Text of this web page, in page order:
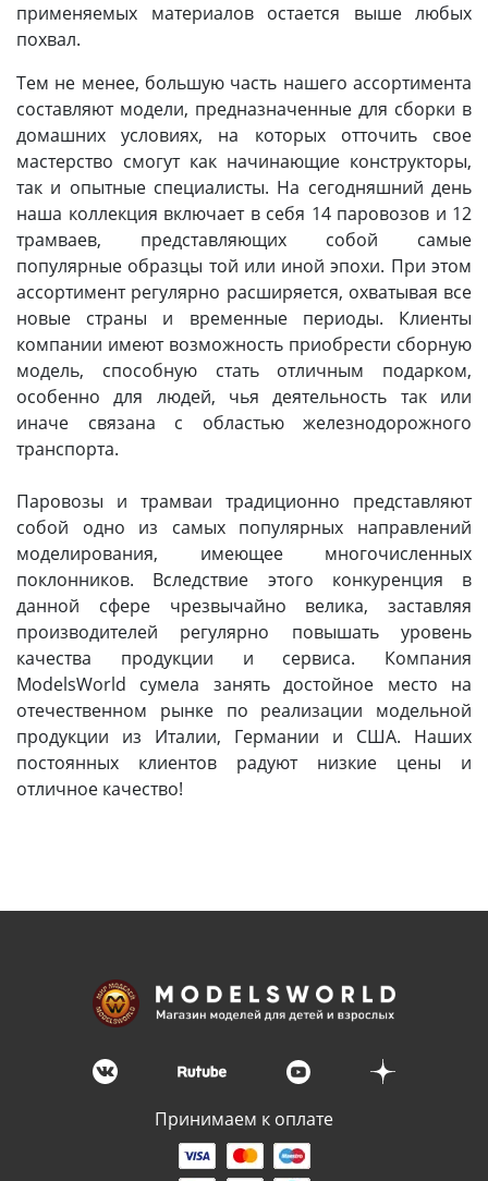
применяемых материалов остается выше любых
похвал.
Тем не менее, большую часть нашего ассортимента
составляют модели, предназначенные для сборки в
домашних условиях, на которых отточить свое
мастерство смогут как начинающие конструкторы,
так и опытные специалисты. На сегодняшний день
наша коллекция включает в себя 14 паровозов и 12
трамваев, представляющих собой самые
популярные образцы той или иной эпохи. При этом
ассортимент регулярно расширяется, охватывая все
новые страны и временные периоды. Клиенты
компании имеют возможность приобрести сборную
модель, способную стать отличным подарком,
особенно для людей, чья деятельность так или
иначе связана с областью железнодорожного
транспорта.
Паровозы и трамваи традиционно представляют
собой одно из самых популярных направлений
моделирования, имеющее многочисленных
поклонников. Вследствие этого конкуренция в
данной сфере чрезвычайно велика, заставляя
производителей регулярно повышать уровень
качества продукции и сервиса. Компания
ModelsWorld сумела занять достойное место на
отечественном рынке по реализации модельной
продукции из Италии, Германии и США. Наших
постоянных клиентов радуют низкие цены и
отличное качество!
Принимаем к оплате